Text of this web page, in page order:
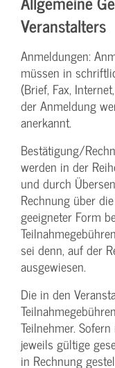
Veranstalters
Anmeldungen:
müssen in
(Brief, Fax,
der Anmeldung
anerkannt.
Bestätigung­/
werden in der
und durch
Rechnung über
geeigneter Form
sei denn, auf der
ausgewiesen.
Die in den
Teilnehmer.
jeweils gültige
in Rechnung